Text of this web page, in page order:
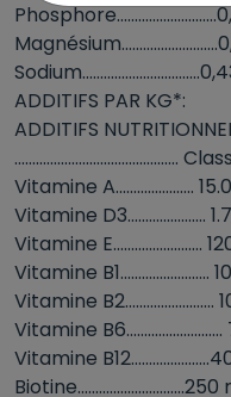
ADDITIFS PAR KG*:
ADDITIFS
..............................................
Vitamine A......................
Vitamine D3......................
Vitamine E.........................
Vitamine B1.........................
Vitamine B2.........................
Vitamine
Vitamine